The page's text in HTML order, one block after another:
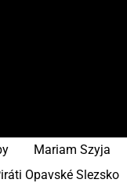
Mariam Szyja
Opavské Slezsko